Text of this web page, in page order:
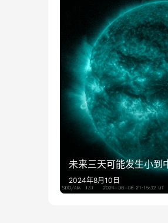
未来三天可能发生小到
2024年8月10日